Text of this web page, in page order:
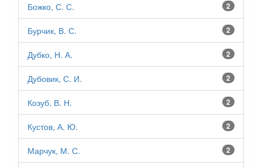
2
Божко, С. С.
2
Бурчик, В. С.
2
Дубко, Н. А.
2
Дубовик, С. И.
2
Козуб, В. Н.
2
Кустов, А. Ю.
2
Марчук, М. С.